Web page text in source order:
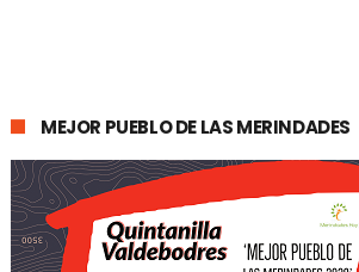
MEJOR PUEBLO DE LAS MERINDADES